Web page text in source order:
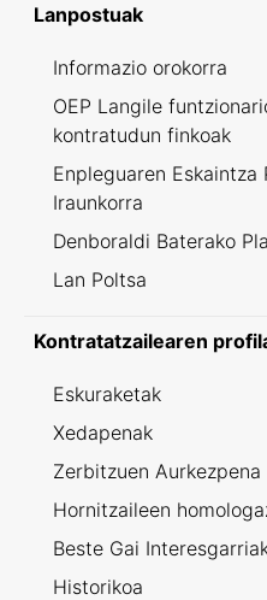
Lanpostuak
Informazio orokorra
OEP Langile
kontratudun finkoak
Enpleguaren Eskaintza
Iraunkorra
Denboraldi Baterako
Lan Poltsa
Kontratatzailearen
Eskuraketak
Xedapenak
Zerbitzuen Aurkezpena
Hornitzaileen
Beste Gai
Historikoa